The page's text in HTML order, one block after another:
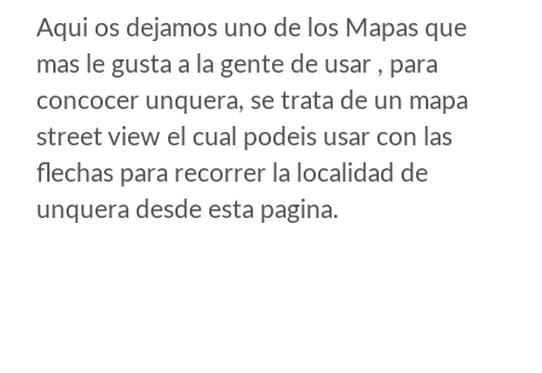
Aqui os dejamos uno de los Mapas que
mas le gusta a la gente de usar , para
concocer unquera, se trata de un mapa
street view el cual podeis usar con las
flechas para recorrer la localidad de
unquera desde esta pagina.